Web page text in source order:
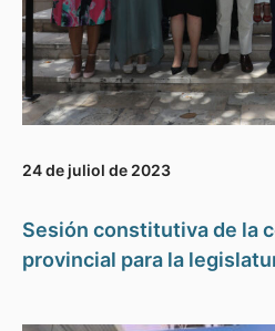
24 de juliol de 2023
Sesión constitutiva de la
provincial para la